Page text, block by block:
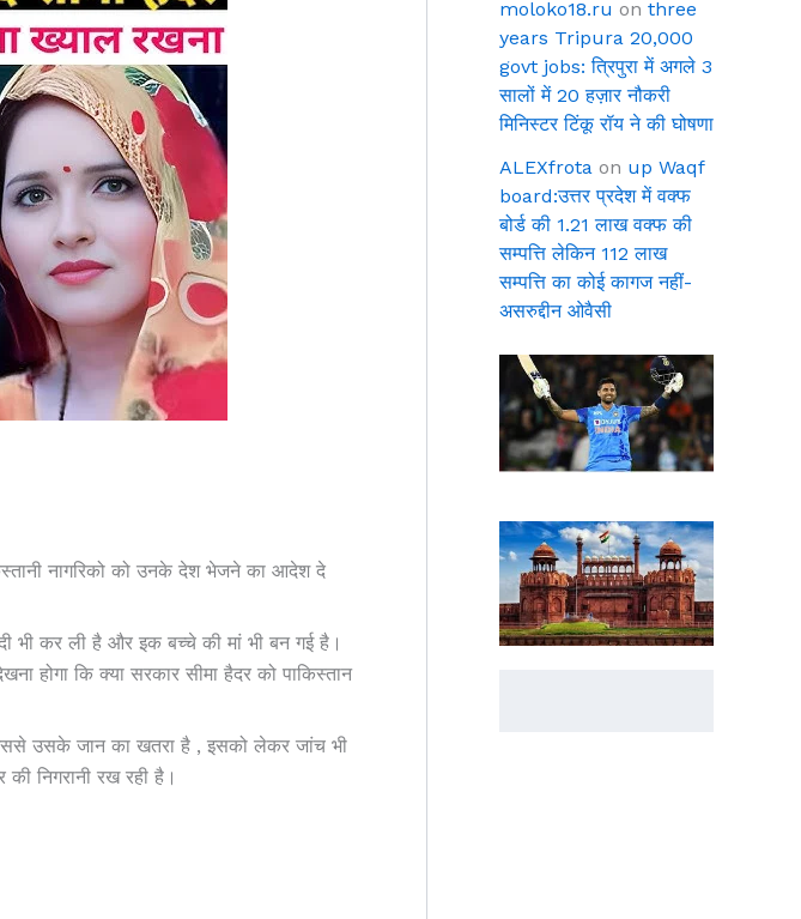
नागरिको को उनके देश भेजने का आदेश दे
भी कर ली है और इक बच्चे की मां भी बन गई है।
होगा कि क्या सरकार सीमा हैदर को पाकिस्तान
उसके जान का खतरा है , इसको लेकर जांच भी
की निगरानी रख रही है।
moloko18.ru on three
years Tripura 20,000
govt jobs: त्रिपुरा में अगले 3
सालों में 20 हज़ार नौकरी
मिनिस्टर टिंकू रॉय ने की घोषणा
ALEXfrota on up Waqf
board:उत्तर प्रदेश में वक्फ
बोर्ड की 1.21 लाख वक्फ की
सम्पत्ति लेकिन 112 लाख
सम्पत्ति का कोई कागज नहीं-
असरुद्दीन ओवैसी